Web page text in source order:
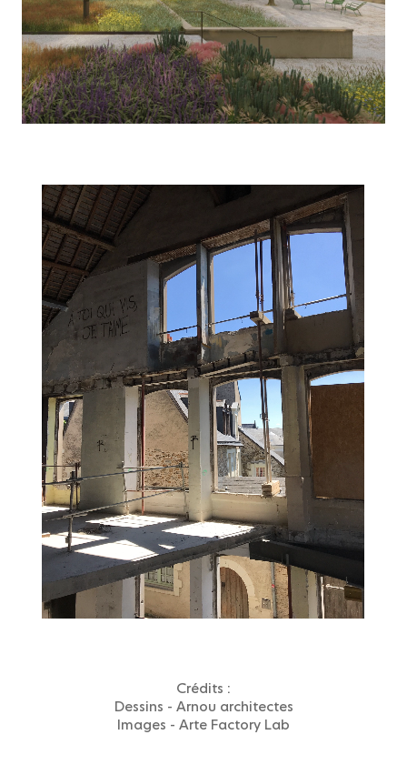
Crédits :
Dessins - Arnou architectes
Images - Arte Factory Lab